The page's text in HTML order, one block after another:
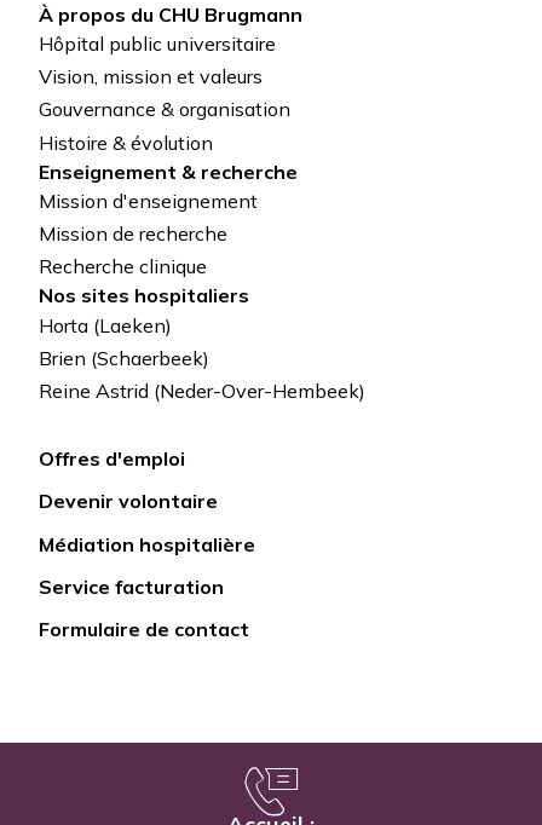
Pied
de
page
À propos du CHU Brugmann
Hôpital public universitaire
Vision, mission et valeurs
Gouvernance & organisation
Histoire & évolution
Enseignement & recherche
Mission d'enseignement
Mission de recherche
Recherche clinique
Nos sites hospitaliers
Horta (Laeken)
Brien (Schaerbeek)
Reine Astrid (Neder-Over-Hembeek)
Lien
rapide
Offres d'emploi
Devenir volontaire
Médiation hospitalière
Service facturation
Formulaire de contact